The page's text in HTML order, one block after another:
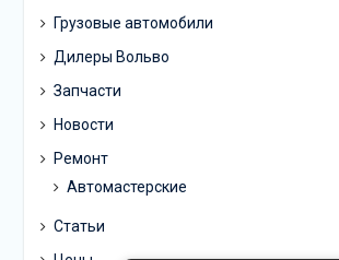
Грузовые автомобили
Дилеры Вольво
Запчасти
Новости
Ремонт
Автомастерские
Статьи